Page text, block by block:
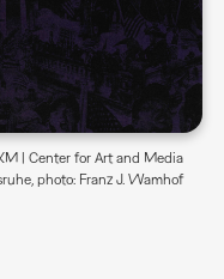
| Center for Art and Media
photo: Franz J. Wamhof